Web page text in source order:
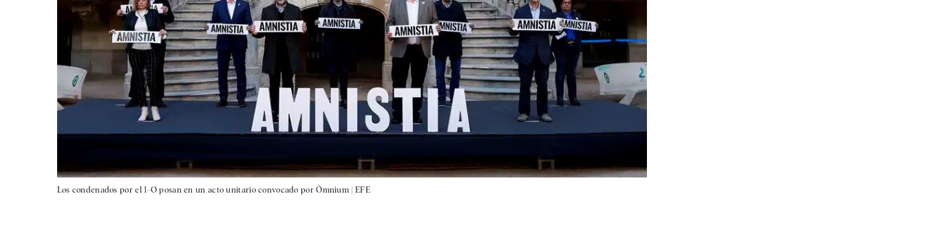
Los condenados por el 1-O posan en un acto unitario convocado por Òmnium | EFE